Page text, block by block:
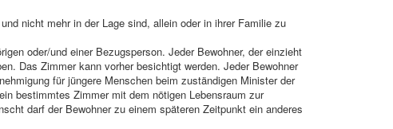
nicht mehr in der Lage sind, allein oder in ihrer Familie zu
oder/und einer Bezugsperson. Jeder Bewohner, der einzieht
Das Zimmer kann vorher besichtigt werden. Jeder Bewohner
für jüngere Menschen beim zuständigen Minister der
bestimmtes Zimmer mit dem nötigen Lebensraum zur
darf der Bewohner zu einem späteren Zeitpunkt ein anderes